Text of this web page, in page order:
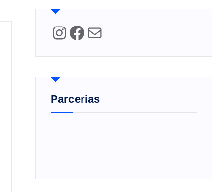
Instagram Facebook Mail
Parcerias